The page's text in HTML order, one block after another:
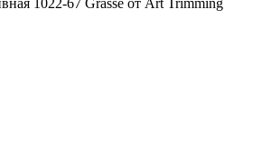
1022-67 Grasse от Art Trimming